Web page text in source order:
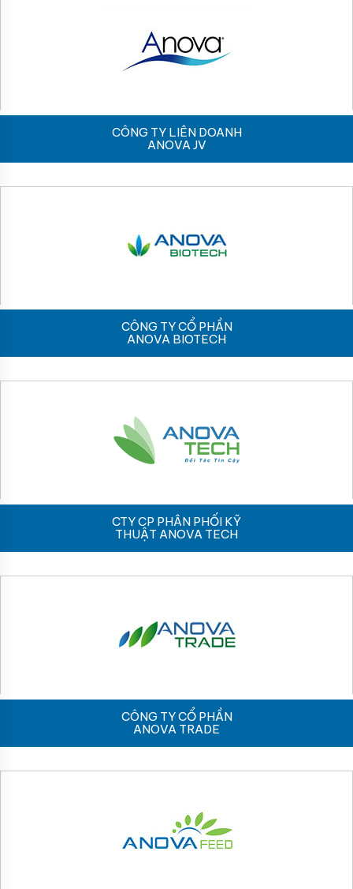
CÔNG TY LIÊN DOANH
ANOVA JV
CÔNG TY CỔ PHẦN
ANOVA BIOTECH
CTY CP PHÂN PHỐI KỸ
THUẬT ANOVA TECH
CÔNG TY CỔ PHẦN
ANOVA TRADE